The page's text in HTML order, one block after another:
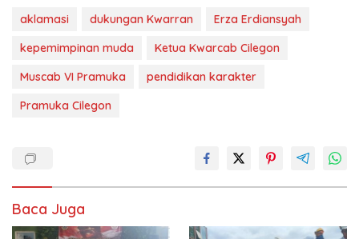
aklamasi dukungan Kwarran
Erza Erdiansyah
kepemimpinan muda
Ketua Kwarcab Cilegon
Muscab VI Pramuka
pendidikan karakter
Pramuka Cilegon
Baca Juga